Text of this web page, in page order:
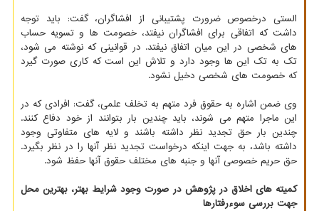
الستی درخصوص ضرورت پشتیبانی از افشاگران، گفت: باید توجه
داشت که اتفاقی برای افشاگران نیفتد، خصومت ها و تسویه حساب
های شخصی در این میان اتفاق نیفتد. در قوانینی که نوشته می شود،
تک به تک این ها وجود دارد و تلاش این است که کاری صورت گیرد
که خصومت های شخصی دخیل نشود.
وی ضمن اشاره به حقوق فرد متهم به تخلف علمی، گفت: افرادی که در
این ماجرا متهم می شوند، باید چندین بار بتوانند از خود دفاع کنند.
چندین بار حق تجدید نظر داشته باشند و لایه های متفاوتی وجود
داشته باشد، به جهت اینکه درخواست تجدید نظر آنها را در نظر بگیرد.
حق حریم خصوصی آنها و جنبه های مختلف حقوق آنها حفظ شود.
کمیته های اخلاق در پژوهش در صورت وجود شرایط بهتر، بهترین محل
جهت بررسی سوءرفتارها